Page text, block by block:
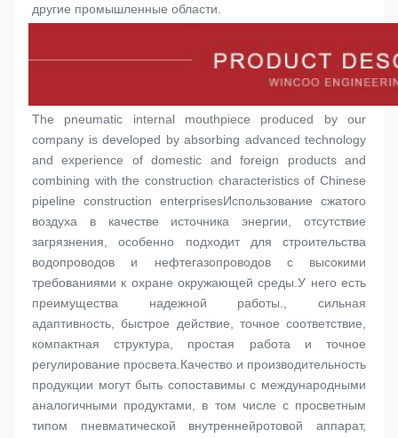
другие промышленные области.
The pneumatic internal mouthpiece produced by our
company is developed by absorbing advanced technology
and experience of domestic and foreign products and
combining with the construction characteristics of Chinese
pipeline construction enterprisesИспользование сжатого
воздуха в качестве источника энергии, отсутствие
загрязнения, особенно подходит для строительства
водопроводов и нефтегазопроводов с высокими
требованиями к охране окружающей среды.У него есть
преимущества надежной работы., сильная
адаптивность, быстрое действие, точное соответствие,
компактная структура, простая работа и точное
регулирование просвета.Качество и производительность
продукции могут быть сопоставимы с международными
аналогичными продуктами, в том числе с просветным
типом пневматической внутреннейротовой аппарат,